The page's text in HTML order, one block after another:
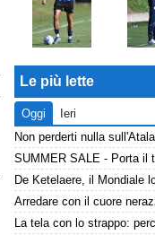
Le più lette
Oggi
Ieri